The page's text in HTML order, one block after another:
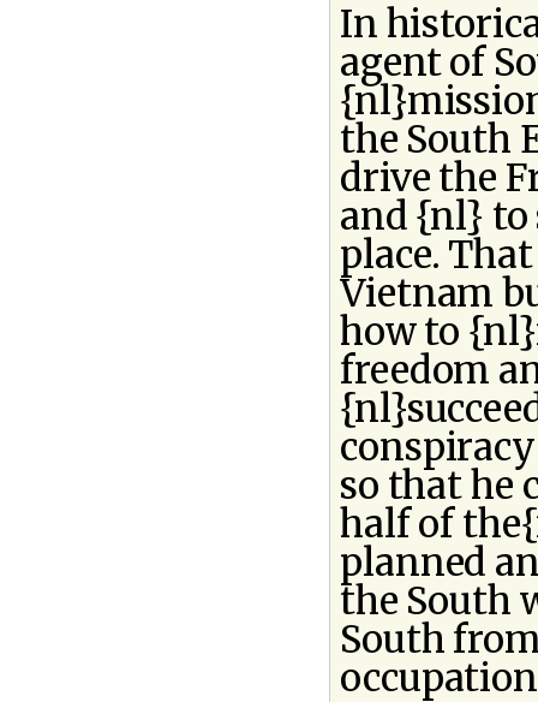
In
agent of
the South
drive the
and {nl} to
place.
Vietnam
how to
freedom
so that he
half of
planned
the South
South